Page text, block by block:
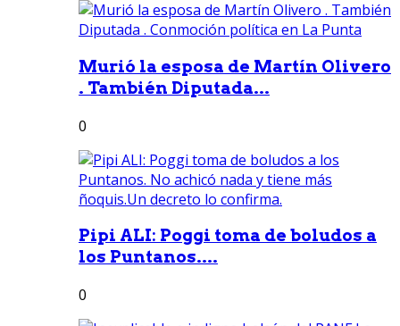
Murió la esposa de Martín Olivero
. También Diputada...
0
Pipi ALI: Poggi toma de boludos a
los Puntanos....
0